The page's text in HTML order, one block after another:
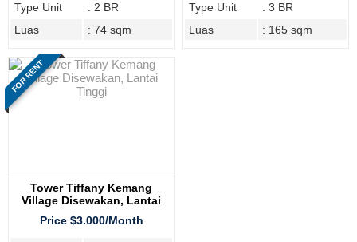
Type Unit
: 2 BR
Luas
: 74 sqm
Type Unit
: 3 BR
Luas
: 165 sqm
FOR RENT
Tower Tiffany Kemang
Village Disewakan, Lantai
Tinggi
Price $3.000/Month